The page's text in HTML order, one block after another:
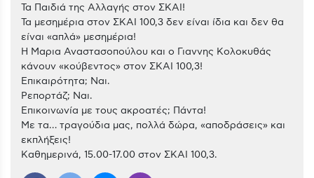
Τα Παιδιά της Αλλαγής στον ΣΚΑΙ!
Τα μεσημέρια στον ΣΚΑΙ 100,3 δεν είναι ίδια και δεν θα
είναι «απλά» μεσημέρια!
Η Μαρια Αναστασοπούλου και ο Γιαννης Κολοκυθάς
κάνουν «κούβεντος» στον ΣΚΑΙ 100,3!
Επικαιρότητα; Ναι.
Ρεπορτάζ; Ναι.
Επικοινωνία με τους ακροατές; Πάντα!
Με τα… τραγούδια μας, πολλά δώρα, «αποδράσεις» και
εκπλήξεις!
Καθημερινά, 15.00-17.00 στον ΣΚΑΙ 100,3.